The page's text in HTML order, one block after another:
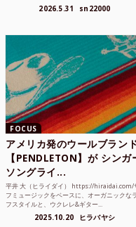
2026.5.31 sn22000
FOCUS
アメリカ発のウールブラン
【PENDLETON】が シンガ
ソングライ...
平井 大（ヒライダイ） https://hiraidai.com/
フミュージックをベースに、オーガニックな
フスタイルと、ウクレレ&ギター...
2025.10.20 ヒラバヤシ